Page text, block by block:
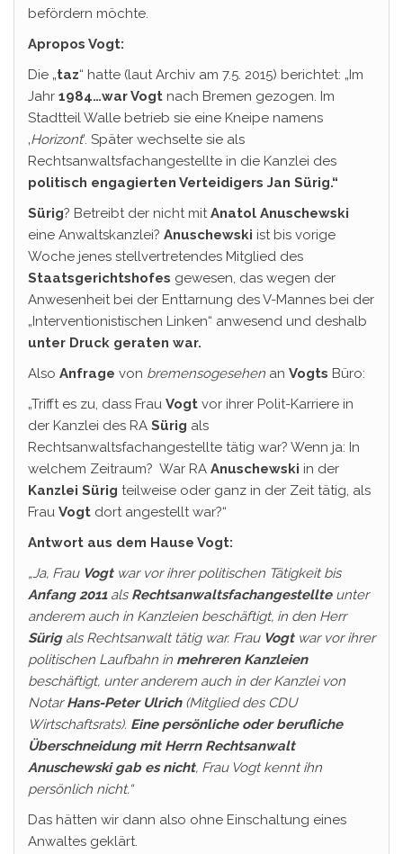
befördern möchte.
Apropos Vogt:
Die „taz“ hatte (laut Archiv am 7.5. 2015) berichtet: „Im
Jahr 1984…war Vogt nach Bremen gezogen. Im
Stadtteil Walle betrieb sie eine Kneipe namens
‚Horizont’. Später wechselte sie als
Rechtsanwaltsfachangestellte in die Kanzlei des
politisch engagierten Verteidigers Jan Sürig.“
Sürig? Betreibt der nicht mitAnatol Anuschewski
eine Anwaltskanzlei? Anuschewski ist bis vorige
Woche jenes stellvertretendes Mitglied des
Staatsgerichtshofes gewesen, das wegen der
Anwesenheit bei der Enttarnung des V-Mannes bei der
„Interventionistischen Linken“ anwesend und deshalb
unter Druck geraten war.
Also Anfrage von bremensogesehen an Vogts Büro:
„Trifft es zu, dass Frau Vogt vor ihrer Polit-Karriere in
der Kanzlei des RA Sürig als
Rechtsanwaltsfachangestellte tätig war? Wenn ja: In
welchem Zeitraum? War RA Anuschewski in der
Kanzlei Sürig teilweise oder ganz in der Zeit tätig, als
Frau Vogt dort angestellt war?“
Antwort aus dem Hause Vogt:
„Ja, Frau Vogtwar vor ihrer politischen Tätigkeit bis
Anfang 2011als Rechtsanwaltsfachangestellteunter
anderem auch in Kanzleien beschäftigt, in den Herr
Sürigals Rechtsanwalt tätig war. Frau Vogtwar vor ihrer
politischen Laufbahn in mehreren Kanzleien
beschäftigt, unter anderem auch in der Kanzlei von
NotarHans-Peter Ulrich(Mitglied des CDU
Wirtschaftsrats). Eine persönliche oder berufliche
Überschneidung mit Herrn Rechtsanwalt
Anuschewski gab es nicht, Frau Vogt kennt ihn
persönlich nicht.“
Das hätten wir dann also ohne Einschaltung eines
Anwaltes geklärt.